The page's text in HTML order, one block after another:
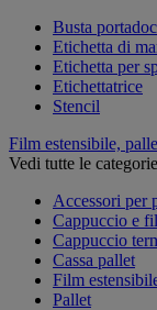
Busta
Etichetta di
Etichetta per
Etichettatrice
Stencil
Film estensibile,
Vedi tutte le categorie
Accessori per
Cappuccio e
Cappuccio
Cassa pallet
Film
Pallet